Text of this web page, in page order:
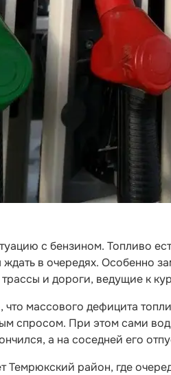
с бензином. Топливо
в очередях. Особенно
и дороги, ведущие к
что массового дефицита
спросом. При этом сами
а на соседней его
Темрюкский район, где